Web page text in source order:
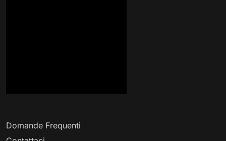
Domande Frequenti